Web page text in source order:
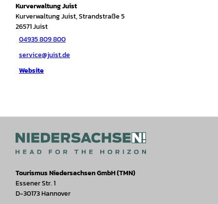
Kurverwaltung Juist
Kurverwaltung Juist, Strandstraße 5
26571Juist
04935 809 800
service@juist.de
Website
Tourismus Niedersachsen GmbH (TMN)
Essener Str. 1
D-30173 Hannover